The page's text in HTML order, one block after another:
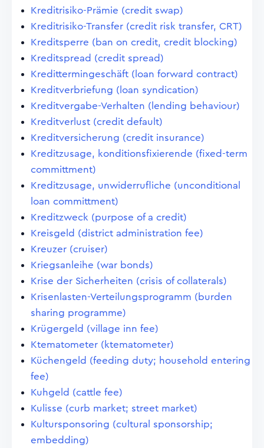
Kreditrisiko-Prämie (credit swap)
Kreditrisiko-Transfer (credit risk transfer, CRT)
Kreditsperre (ban on credit, credit blocking)
Kreditspread (credit spread)
Kredittermingeschäft (loan forward contract)
Kreditverbriefung (loan syndication)
Kreditvergabe-Verhalten (lending behaviour)
Kreditverlust (credit default)
Kreditversicherung (credit insurance)
Kreditzusage, konditionsfixierende (fixed-term
committment)
Kreditzusage, unwiderrufliche (unconditional
loan committment)
Kreditzweck (purpose of a credit)
Kreisgeld (district administration fee)
Kreuzer (cruiser)
Kriegsanleihe (war bonds)
Krise der Sicherheiten (crisis of collaterals)
Krisenlasten-Verteilungsprogramm (burden
sharing programme)
Krügergeld (village inn fee)
Ktematometer (ktematometer)
Küchengeld (feeding duty; household entering
fee)
Kuhgeld (cattle fee)
Kulisse (curb market; street market)
Kultursponsoring (cultural sponsorship;
embedding)